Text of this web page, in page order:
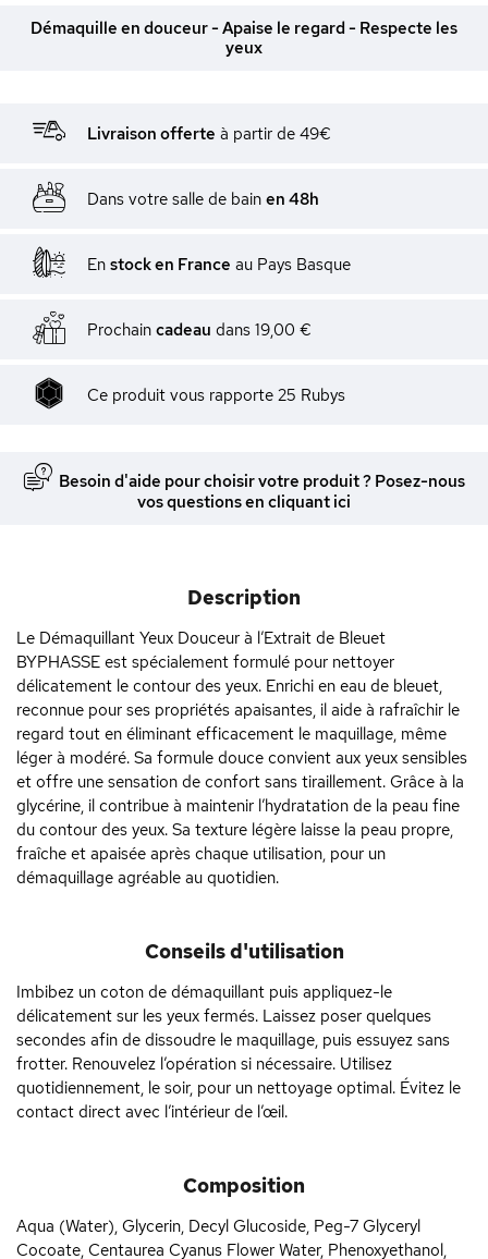
Démaquille en douceur - Apaise le regard - Respecte les
yeux
Livraison offerte à partir de 49€
Dans votre salle de bain en 48h
En stock en France au Pays Basque
Prochain cadeau dans 19,00 €
Ce produit vous rapporte 25 Rubys
Besoin d'aide pour choisir votre produit ? Posez-nous
vos questions en cliquant ici
Description
Le Démaquillant Yeux Douceur à l’Extrait de Bleuet
BYPHASSE est spécialement formulé pour nettoyer
délicatement le contour des yeux. Enrichi en eau de bleuet,
reconnue pour ses propriétés apaisantes, il aide à rafraîchir le
regard tout en éliminant efficacement le maquillage, même
léger à modéré. Sa formule douce convient aux yeux sensibles
et offre une sensation de confort sans tiraillement. Grâce à la
glycérine, il contribue à maintenir l’hydratation de la peau fine
du contour des yeux. Sa texture légère laisse la peau propre,
fraîche et apaisée après chaque utilisation, pour un
démaquillage agréable au quotidien.
Conseils d'utilisation
Imbibez un coton de démaquillant puis appliquez-le
délicatement sur les yeux fermés. Laissez poser quelques
secondes afin de dissoudre le maquillage, puis essuyez sans
frotter. Renouvelez l’opération si nécessaire. Utilisez
quotidiennement, le soir, pour un nettoyage optimal. Évitez le
contact direct avec l’intérieur de l’œil.
Composition
Aqua (Water), Glycerin, Decyl Glucoside, Peg-7 Glyceryl
Cocoate, Centaurea Cyanus Flower Water, Phenoxyethanol,